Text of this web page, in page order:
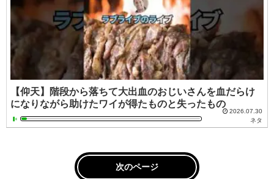
【仰天】階段から落ちて大出血のおじいさんを血だらけ
になりながら助けたワイが得たものと失ったもの
2026.07.30
ネタ
次のページ